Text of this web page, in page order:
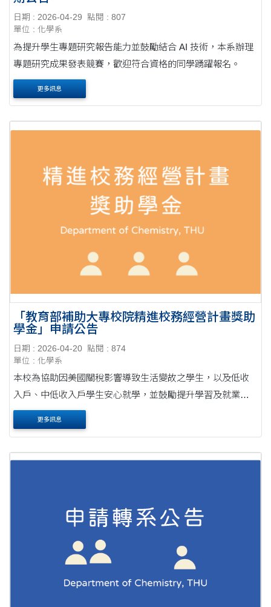
日期 : 2026-04-29
點閱 : 807
單位 : 化學系
為提升學生專題研究報告能力並鼓勵結合 AI 技術，本系辦理
專題研究成果發表競賽，歡迎符合資格的同學踴躍報名。
更多訊息
「教育部補助大專校院精進校務經營計畫獎助
學金」申請公告
日期 : 2026-04-20 點閱 : 874
單位 : 化學系
本校為協助因美國關稅影響導致生活變故之學生，以及低收
入戶、中低收入戶學生安心就學，並鼓勵提升學習及就業能
力，特辦理本項獎助學金 。 申請對象與類別 A類：具低收入
戶或中低收入....
更多訊息